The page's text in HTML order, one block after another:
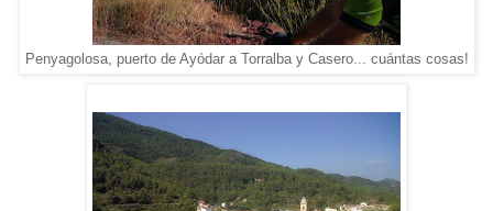
Penyagolosa, puerto de Ayódar a Torralba y Casero... cuántas cosas!